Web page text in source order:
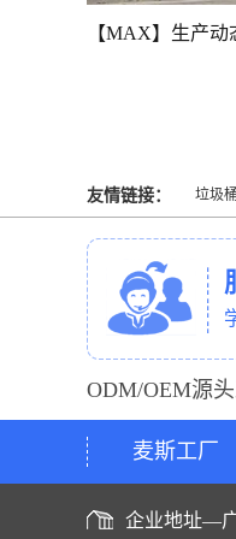
友情链接： 垃圾
ODM/OEM源
麦斯工厂
企业地址—